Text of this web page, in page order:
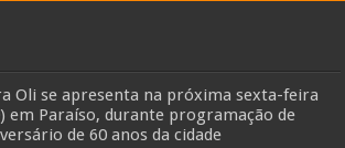
Oli se apresenta na próxima sexta-feira
em Paraíso, durante programação de
de 60 anos da cidade